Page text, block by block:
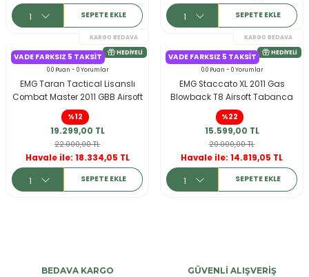
HEDIYELI
SEPETE EKLE SEPETE EKLE
VADE FARKSIZ 5 TAKSIT
KARGO BEDAVA
0.0 Puan - 0 Yorumlar
EMG Taran Tactical Lisanslı
Combat Master 2011 GBB Airsoft
Tabanca
%12
19.299,00 TL
22.000,00 TL
Havale ile: 18.334,05 TL
SEPETE EKLE
VADE FARKSIZ 5 TAKSIT
0.0 Puan - 0 Yorumlar
EMG Staccato XL 2011 Gas
Blowback T8 Airsoft Tabanca
%22
15.599,00 TL
20.000,00 TL
Havale ile: 14.819,05 TL
SEPETE EKLE
BEDAVA KARGO GÜVENLİ ALIŞVERİŞ